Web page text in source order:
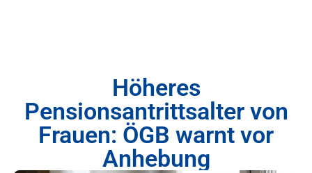
Höheres
Pensionsantrittsalter von
Frauen: ÖGB warnt vor
Anhebung